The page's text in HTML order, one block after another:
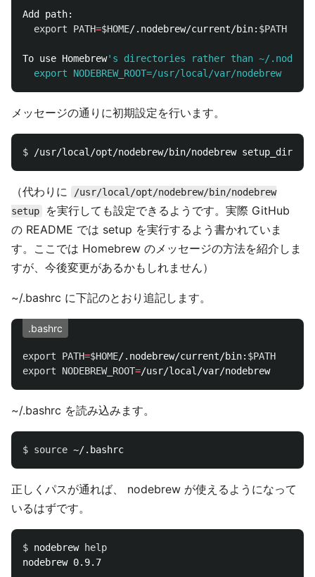
Add path:
export PATH=$HOME/.nodebrew/current/bin: $PATH
To use Homebrew's directories rather than ~/
メッセージの通りに初期設定を行います。
$
（代わりに
/usr/local/opt/nodebrew/bin/nodebrew
setup
を実行しても設定できるようです。実際 GitHub
の README では setup を実行するよう書かれていま
す。ここでは Homebrew のメッセージの方法を紹介しま
すが、今後変更があるかもしれません）
~/.bashrc に下記のとおり追記します。
.bashrc
export PATH=$HOME/.nodebrew/current/bin: $PATH
export NODEBREW_ROOT=
~/.bashrc を読み込みます。
$ source
正しくパスが通れば、 nodebrew が使えるようになって
いるはずです。
$ nodebrew
nodebrew 0.9.7